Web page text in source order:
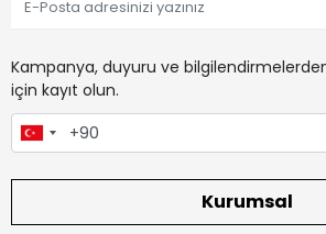
Kampanya, duyuru ve
için kayıt olun.
Kurumsal